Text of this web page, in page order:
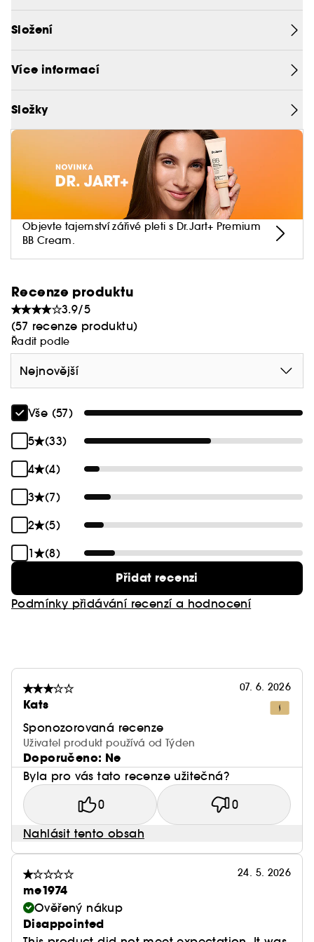
Dermatologicky testováno.
Složení
Více informací
Složky
Objevte tajemství zářivé pleti s Dr.Jart+ Premium
BB Cream.
Recenze produktu
3.9/5
(57 recenze produktu)
Řadit podle
Nejnovější
Vše (57)
5
(33)
4
(4)
3
(7)
2
(5)
1
(8)
Přidat recenzi
Podmínky přidávání recenzí a hodnocení
07. 6. 2026
Kats
Sponozorovaná recenze
Uživatel produkt používá od Týden
Doporučeno: Ne
Byla pro vás tato recenze užitečná?
0 0
Nahlásit tento obsah
24. 5. 2026
me1974
Ověřený nákup
Disappointed